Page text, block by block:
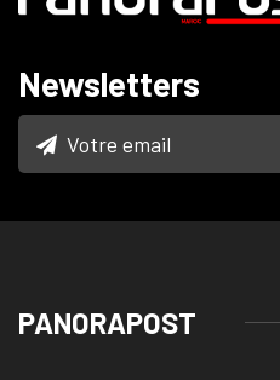
Newsletters
PANORAPOST